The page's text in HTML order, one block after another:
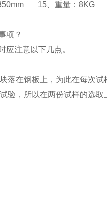
15、重量：8KG
项？
应注意以下几点。
落在钢板上，为此在每次
验，所以在两份试样的选